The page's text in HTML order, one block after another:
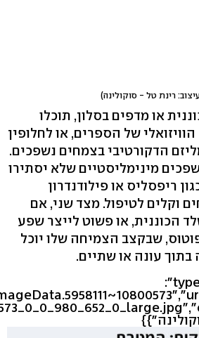
רינת טל - סוקולינה)
או מדפים בסלון, תוכלו
של הספרים, או לחלופין
הדקורטיבי בצמחים נשפכים.
מינימליסטיים שלא יסתירו
ריפסליס או פילודנדרון
וקלים לטיפול. מצד שני, אם
הכוננית, או פשוט לייצר שפע
שבקצב הצמיחה שלו יוכל
עונה או שתיים.
{"type":"image","data":